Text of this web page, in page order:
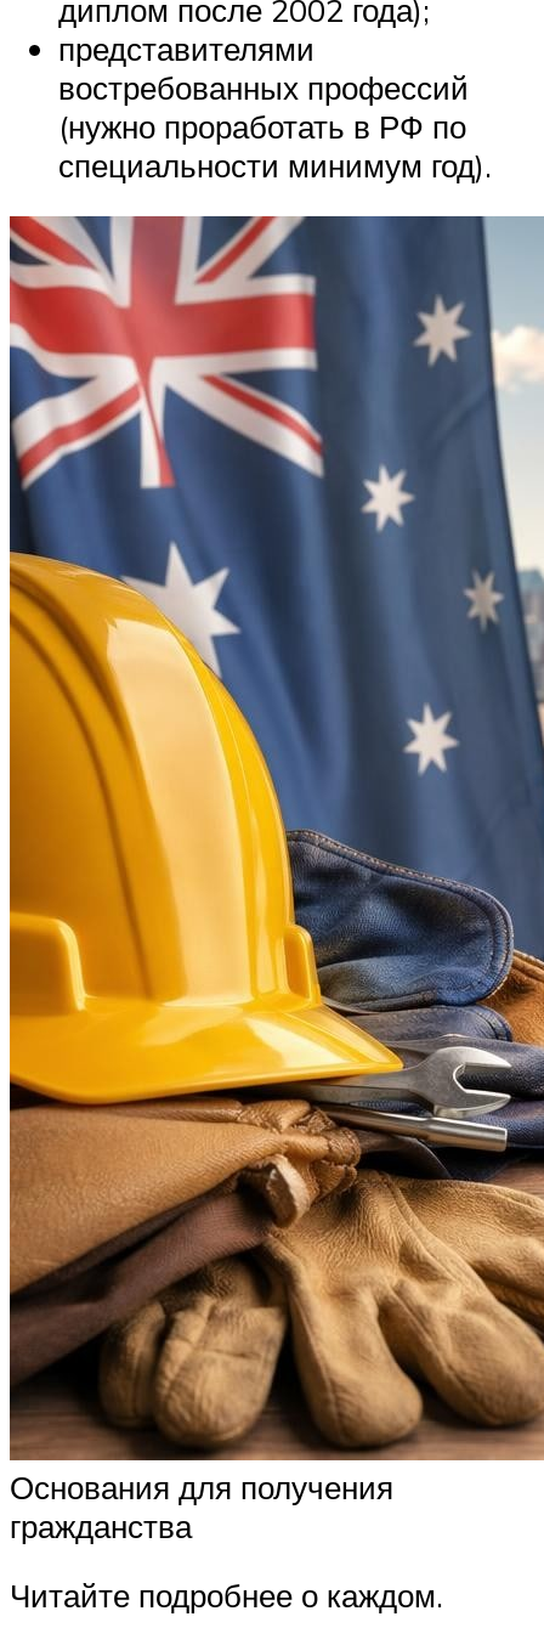
диплом после 2002 года);
представителями
востребованных профессий
(нужно проработать в РФ по
специальности минимум год).
Основания для получения
гражданства
Читайте подробнее о каждом.